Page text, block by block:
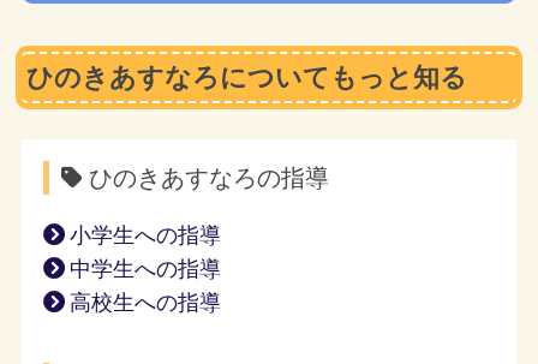
ひのきあすなろについてもっと知る
ひのきあすなろの指導
小学生への指導
中学生への指導
高校生への指導